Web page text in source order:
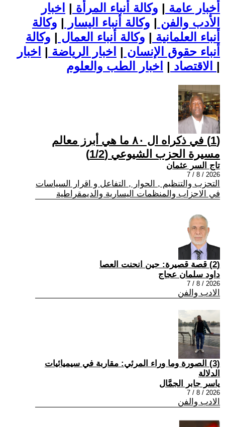
أخبار عامة | وكالة أنباء المرأة | اخبار
الأدب والفن | وكالة أنباء اليسار | وكالة
أنباء العلمانية | وكالة أنباء العمال | وكالة
أنباء حقوق الإنسان | اخبار الرياضة | اخبار
الاقتصاد | |
(1) في ذكراه ال ٨٠ ما هي أبرز معالم
مسيرة الحزب الشيوعي (1/2)
تاج السر عثمان
2026 / 8 / 7
التحزب والتنظيم , الحوار , التفاعل و اقرار السياسات
في الاحزاب والمنظمات اليسارية والديمقراطية
(2) قصة قصيرة: حين انحنت العصا
داود سلمان عجاج
2026 / 8 / 7
الادب والفن
(3) الصورة وما وراء المرئي: مقاربة في سيميائيات
الدلالة
ياسر جابر الجمَّال
2026 / 8 / 7
الادب والفن